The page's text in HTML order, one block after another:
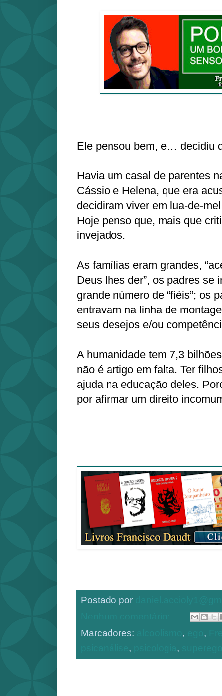
Ele pensou bem, e… decidiu
Havia um casal de parentes
Cássio e Helena, que era
decidiram viver em lua-de-
Hoje penso que, mais que
invejados.
As famílias eram grandes,
Deus lhes der”, os padres se
grande número de “fiéis”; os
entravam na linha de
seus desejos e/ou
A humanidade tem 7,3
não é artigo em falta. Ter
ajuda na educação deles.
por afirmar um direito
Postado por
Marcadores:
, ,
, ,